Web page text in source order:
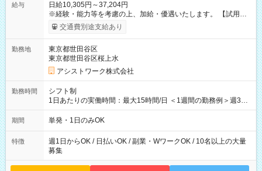
給与
日給10,305円～37,204円
※経験・能力等を考慮の上、加給・優遇いたします。 【試用期
間】試用期間なし
交通費別途支給あり
勤務地
東京都世田谷区
東京都世田谷区桜上水
アシストワーク株式会社
勤務時間
シフト制
1日あたりの実働時間：最大15時間/日 ＜1週間の勤務例＞週3回
勤務 勤務：月・水・金 休み：火・木・土・日 好きな時にお仕事
可能です！ ※1日あたりの最大実働時間は日勤、夜勤共に勤務し
期間 単発・1日のみOK
特徴
週1日からOK / 日払いOK / 副業・WワークOK / 10名以上の大量
募集